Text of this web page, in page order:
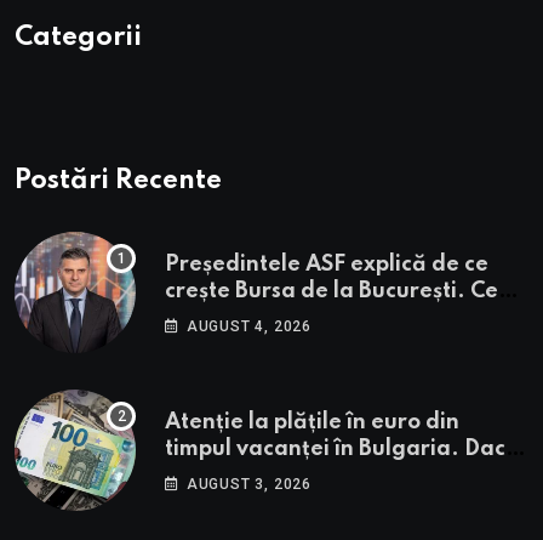
Categorii
Postări Recente
Președintele ASF explică de ce
crește Bursa de la București. Ce
urmează pentru BVB potrivit lui
AUGUST 4, 2026
Atenție la plățile în euro din
timpul vacanței în Bulgaria. Dacă
în România cele mai falsificate
AUGUST 3, 2026